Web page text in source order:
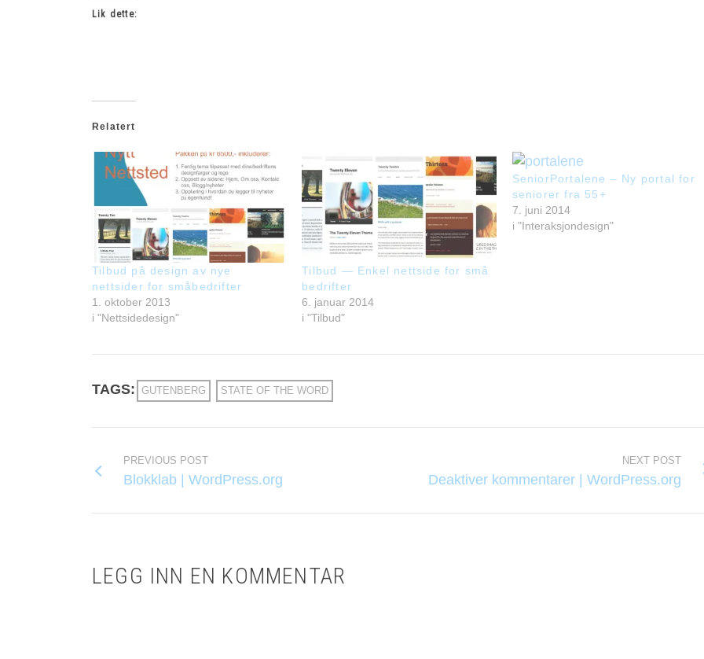
Lik dette:
Relatert
Tilbud på design av nye
nettsider for småbedrifter
1. oktober 2013
i "Nettsidedesign"
Tilbud — Enkel nettside for små
bedrifter
6. januar 2014
i "Tilbud"
SeniorPortalene – Ny portal for
seniorer fra 55+
7. juni 2014
i "Interaksjondesign"
TAGS: GUTENBERG STATE OF THE WORD
PREVIOUS POST
Blokklab | WordPress.org
NEXT POST
Deaktiver kommentarer | WordPress.org
LEGG INN EN KOMMENTAR